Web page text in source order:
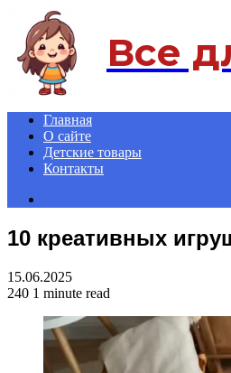
Все
Главная
О сайте
Детские товары
Контакты
10 креативных
15.06.2025
240 1 minute read